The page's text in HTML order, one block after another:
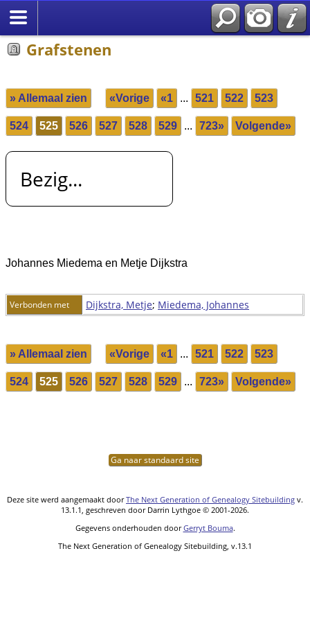
Grafstenen
» Allemaal zien «Vorige «1 ... 521 522 523
524 525 526 527 528 529 ... 723» Volgende»
Bezig...
Johannes Miedema en Metje Dijkstra
Verbonden met Dijkstra, Metje; Miedema, Johannes
» Allemaal zien «Vorige «1 ... 521 522 523
524 525 526 527 528 529 ... 723» Volgende»
Ga naar standaard site
Deze site werd aangemaakt doorThe Next Generation of Genealogy Sitebuilding v.
13.1.1, geschreven door Darrin Lythgoe © 2001-2026.
Gegevens onderhouden doorGerryt Bouma.
The Next Generation of Genealogy Sitebuilding, v.13.1